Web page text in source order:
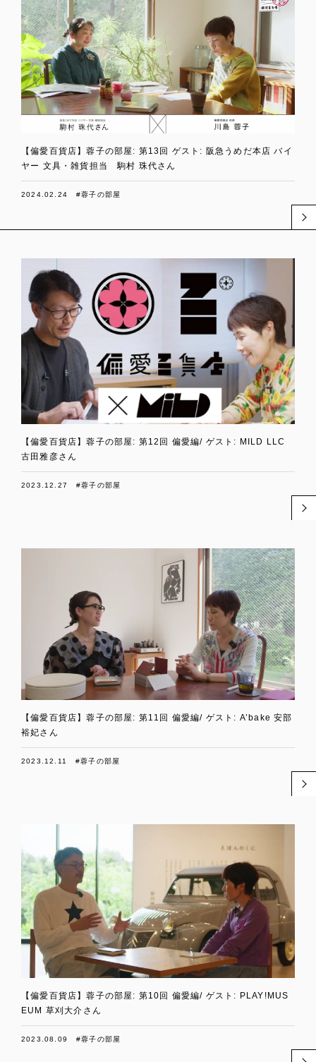
【偏愛百貨店】蓉子の部屋: 第13回 ゲスト: 阪急うめだ本店 バイ
ヤー 文具・雑貨担当 駒村 珠代さん
2024.02.24 #蓉子の部屋
【偏愛百貨店】蓉子の部屋: 第12回 偏愛編/ ゲスト: MILD LLC
古田雅彦さん
2023.12.27 #蓉子の部屋
【偏愛百貨店】蓉子の部屋: 第11回 偏愛編/ ゲスト: A’bake 安部
裕妃さん
2023.12.11 #蓉子の部屋
【偏愛百貨店】蓉子の部屋: 第10回 偏愛編/ ゲスト: PLAY!MUS
EUM 草刈大介さん
2023.08.09 #蓉子の部屋